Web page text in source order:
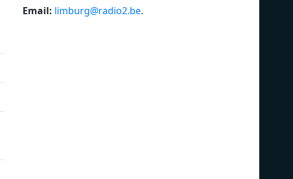
Email: limburg@radio2.be.